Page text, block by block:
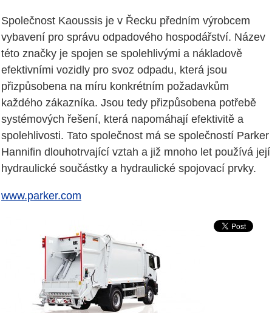
Společnost Kaoussis je v Řecku předním výrobcem
vybavení pro správu odpadového hospodářství. Název
této značky je spojen se spolehlivými a nákladově
efektivními vozidly pro svoz odpadu, která jsou
přizpůsobena na míru konkrétním požadavkům
každého zákazníka. Jsou tedy přizpůsobena potřebě
systémových řešení, která napomáhají efektivitě a
spolehlivosti. Tato společnost má se společností Parker
Hannifin dlouhotrvající vztah a již mnoho let používá její
hydraulické součástky a hydraulické spojovací prvky.
www.parker.com